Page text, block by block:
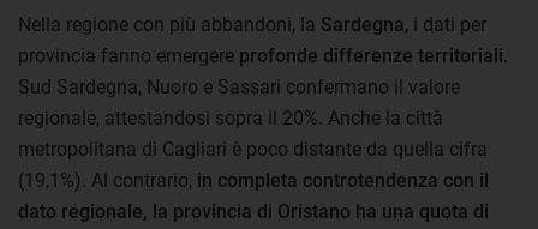
Nella regione con più abbandoni, la Sardegna, i dati per
provincia fanno emergere profonde differenze territoriali
Sud Sardegna, Nuoro e Sassari confermano il valore
regionale, attestandosi sopra il 20%. Anche la città
metropolitana di Cagliari è poco distante da quella cifra
(19,1%). Al contrario, in completa controtendenza con il
dato regionale, la provincia di Oristano ha una quota di